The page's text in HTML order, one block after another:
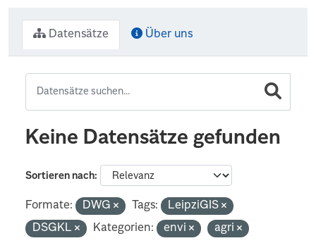
Datensätze Über uns
Keine Datensätze gefunden
Sortieren nach
Formate: DWG Tags:
LeipziGIS
DSGKL
Kategorien: envi agri